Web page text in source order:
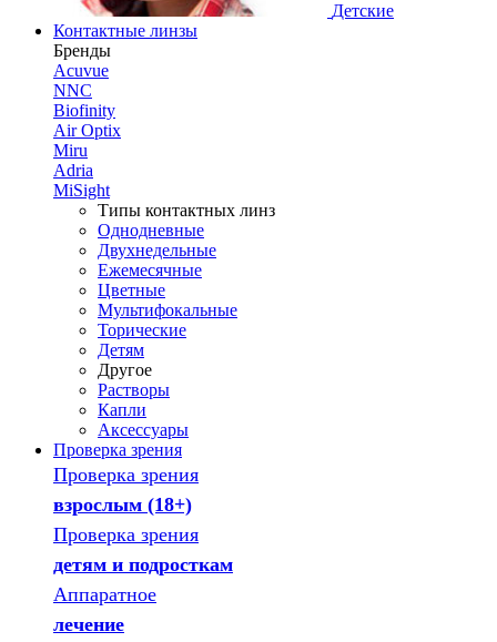
Детские
Контактные линзы
Бренды
Acuvue
NNC
Biofinity
Air Optix
Miru
Adria
MiSight
Типы контактных линз
Однодневные
Двухнедельные
Ежемесячные
Цветные
Мультифокальные
Торические
Детям
Другое
Растворы
Капли
Аксессуары
Проверка зрения
Проверка зрения
взрослым (18+)
Проверка зрения
детям и подросткам
Аппаратное
лечение